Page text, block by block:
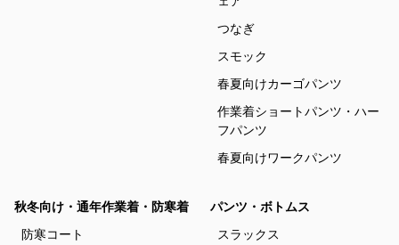
つなぎ
スモック
春夏向けカーゴパンツ
作業着ショートパンツ・ハー
フパンツ
春夏向けワークパンツ
秋冬向け・通年作業着・防寒着
防寒コート
パンツ・ボトムス
スラックス